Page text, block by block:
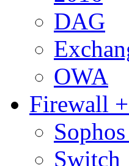
DAG
OWA
Firewall
Switch